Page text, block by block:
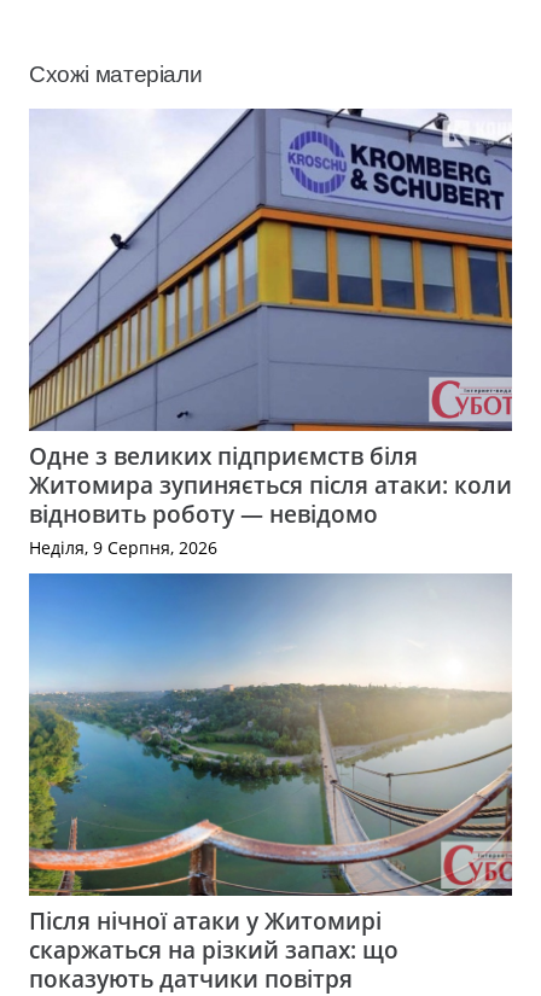
Схожі матеріали
Одне з великих підприємств біля
Житомира зупиняється після атаки: коли
відновить роботу — невідомо
Неділя, 9 Серпня, 2026
Після нічної атаки у Житомирі
скаржаться на різкий запах: що
показують датчики повітря